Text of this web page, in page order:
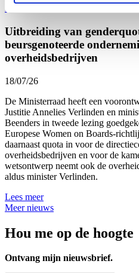
Lees meer
Uitbreiding van
beursgenoteerde
overheidsbedrijven
18/07/26
De Ministerraad heeft een
Justitie Annelies Verlinden en
Beenders in tweede lezing
Europese Women on Boards-
daarnaast quota in voor de
overheidsbedrijven en voor de
wetsontwerp neemt ook de
aldus minister Verlinden.
Lees meer
Meer nieuws
Hou me op de hoogte
Ontvang mijn nieuwsbrief.